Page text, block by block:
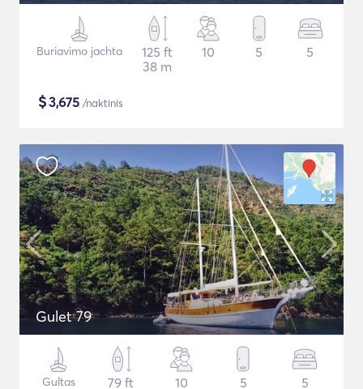
Buriavimo jachta
125 ft
38 m
10 5 5
$3,675 /naktinis
Gulet 79
Gultas
79 ft
10 5 5